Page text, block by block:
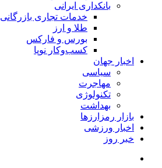
بانکداری ایرانی
خدمات تجاری بازرگانی
طلا و ارز
بورس و فارکس
کسب‌وکار نوپا
اخبار جهان
سیاسی
مهاجرت
تکنولوژی
بهداشت
بازار رمزارزها
اخبار ورزشی
خبر روز